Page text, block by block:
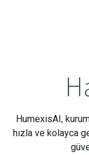
HumexisAI,
hızla ve kolayca